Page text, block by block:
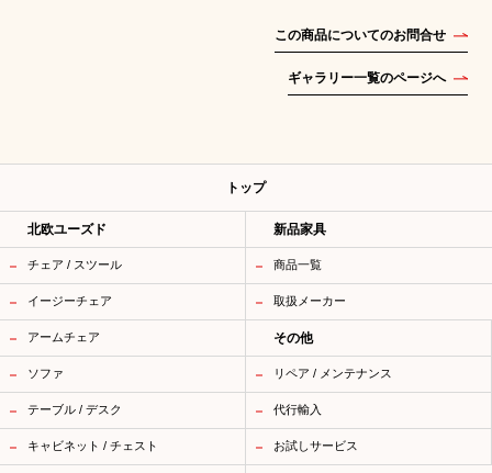
この商品についてのお問合せ
ギャラリー一覧のページへ
トップ
北欧ユーズド
チェア / スツール
イージーチェア
アームチェア
ソファ
テーブル / デスク
キャビネット / チェスト
新品家具
商品一覧
取扱メーカー
その他
リペア / メンテナンス
代行輸入
お試しサービス